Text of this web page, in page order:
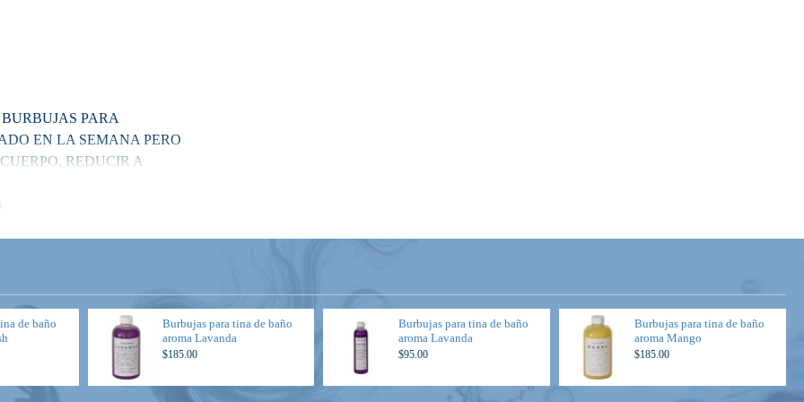
PARA
EN LA SEMANA PERO
REDUCIR A
de baño
Burbujas para tina de baño
aroma Lavanda
$185.00
Burbujas para tina de baño
aroma Lavanda
$95.00
Burbujas para tina de baño
aroma Mango
$185.00